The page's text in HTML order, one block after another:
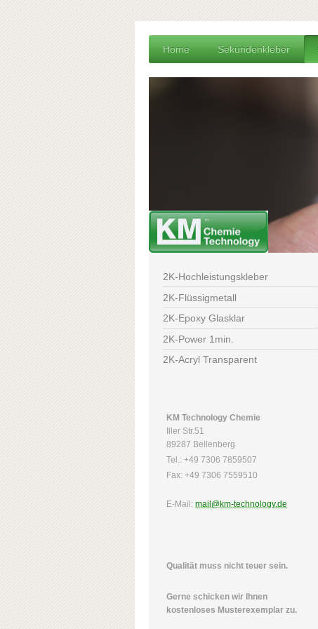
Home Sekundenkleber
2K-Hochleistungskleber
2K-Flüssigmetall
2K-Epoxy Glasklar
2K-Power 1min.
2K-Acryl Transparent
KM Technology Chemie
Iller Str.51
89287 Bellenberg
Tel.: +49 7306 7859507
Fax: +49 7306 7559510
E-Mail: mail@km-technology.de
Qualität muss nicht teuer sein.
Gerne schicken wir Ihnen
kostenloses Musterexemplar zu.